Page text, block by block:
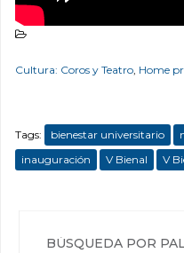
Cultura: Coros y Teatro, Home
Tags: bienestar universitario
inauguración
V Bienal V
BÚSQUEDA POR